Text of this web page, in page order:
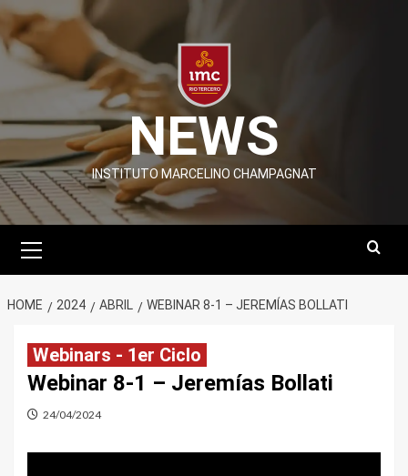
Skip
to
content
NEWS
INSTITUTO MARCELINO CHAMPAGNAT
Menu
HOME 2024 ABRIL WEBINAR 8-1 – JEREMÍAS BOLLATI
Webinars - 1er Ciclo
Webinar 8-1 – Jeremías Bollati
24/04/2024